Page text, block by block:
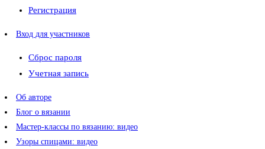
Регистрация
Вход для участников
Сброс пароля
Учетная запись
Об авторе
Блог о вязании
Мастер-классы по вязанию: видео
Узоры спицами: видео